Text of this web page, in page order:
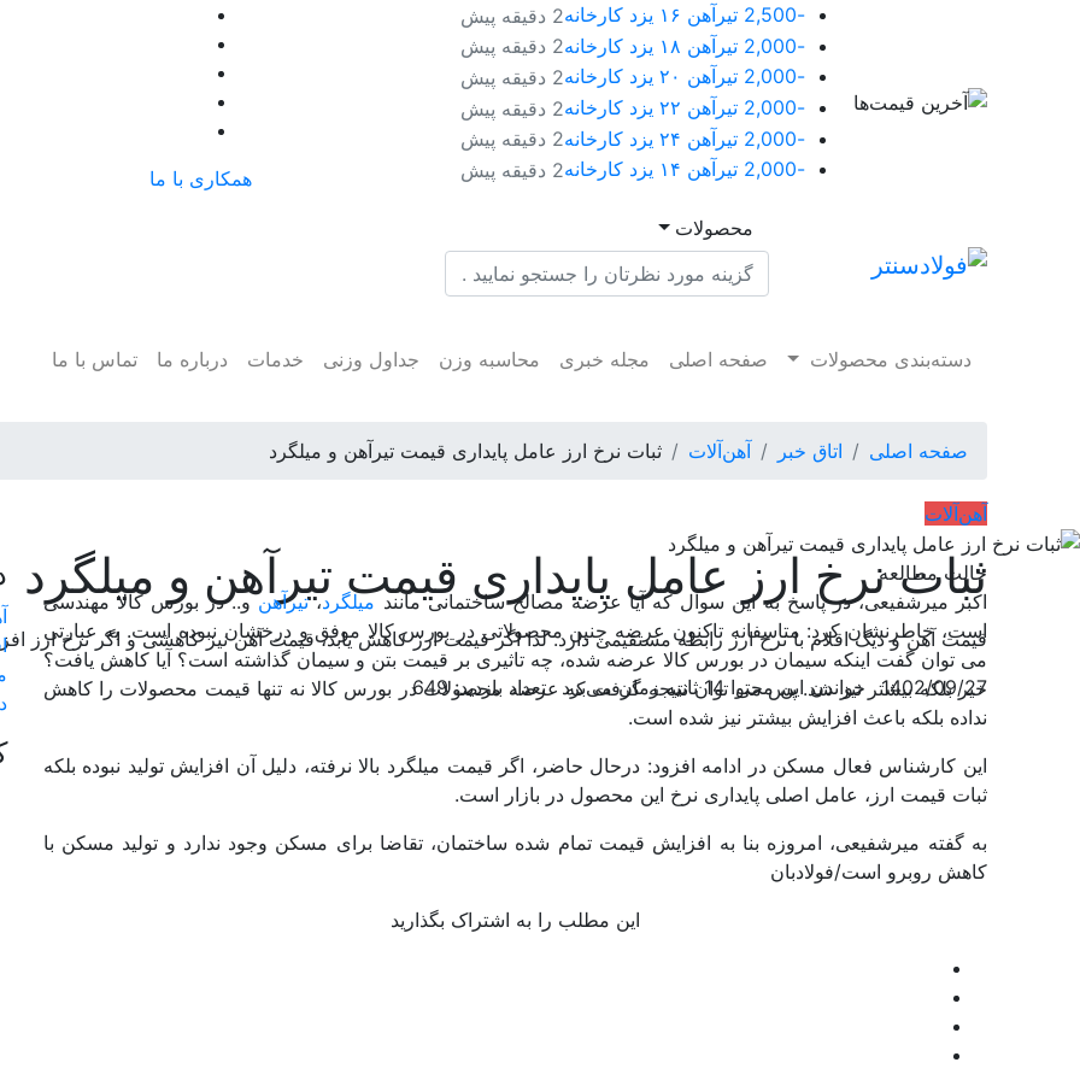
-2,500 تیرآهن ۱۶ یزد کارخانه
2 دقیقه پیش
-2,000
تیرآهن ۱۸ یزد کارخانه
2 دقیقه پیش
-2,000
تیرآهن ۲۰ یزد کارخانه
2 دقیقه پیش
-2,000
تیرآهن ۲۲ یزد کارخانه
2 دقیقه پیش
-2,000
تیرآهن ۲۴ یزد کارخانه
2 دقیقه پیش
-2,000
تیرآهن ۱۴ یزد کارخانه 2 دقیقه پیش همکاری با ما
محصولات
دسته‌بندی محصولات صفحه اصلی مجله خبری محاسبه وزن جداول وزنی خدمات درباره ما تماس با ما
صفحه اصلی اتاق خبر آهن‌آلات ثبات نرخ ارز عامل پایداری قیمت تیرآهن و میلگرد
آهن‌آلات
ثبات نرخ ارز عامل پایداری قیمت تیرآهن و میلگرد
قیمت آهن و دیگ اقلام با نرخ ارز رابطه مستقیمی دارد. لذا اگر قیمت ارز کاهش یابد، قیمت آهن نیز کاهشی و اگر نرخ ارز
1402/09/27
خواندن این محتوا 14 ثانیه زمان می‌برد تعداد بازدید: 649
حالت مطالعه
اکبر میرشفیعی، در پاسخ به این سوال که آیا عرضه مصالح ساختمانی مانند میلگرد،تیرآهنو.. در بورس کالا مهندسی
است، خاطرنشان کرد: متاسفانه تاکنون عرضه چنین محصولاتی در بورس کالا موفق و درخشان نبوده است. به عبارتی
می توان گفت اینکه سیمان در بورس کالا عرضه شده، چه تاثیری بر قیمت بتن و سیمان گذاشته است؟ آیا کاهش یافت؟
خیر بلکه بیشتر نیز شد. پس می توان نتیجه گرفت که عرضه محصولات در بورس کالا نه تنها قیمت محصولات را کاهش
نداده بلکه باعث افزایش بیشتر نیز شده است.
این کارشناس فعال مسکن در ادامه افزود: درحال حاضر، اگر قیمت میلگرد بالا نرفته، دلیل آن افزایش تولید نبوده بلکه
ثبات قیمت ارز، عامل اصلی پایداری نرخ این محصول در بازار است.
به گفته میرشفیعی، امروزه بنا به افزایش قیمت تمام شده ساختمان، تقاضا برای مسکن وجود ندارد و تولید مسکن با
کاهش روبرو است/فولادبان
این مطلب را به اشتراک بگذارید